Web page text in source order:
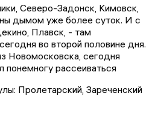
Северо-Задонск, Кимовск,
дымом уже более суток. И с
Плавск, - там
во второй половине дня.
Новомосковска, сегодня
рассеиваться
Пролетарский, Зареченский